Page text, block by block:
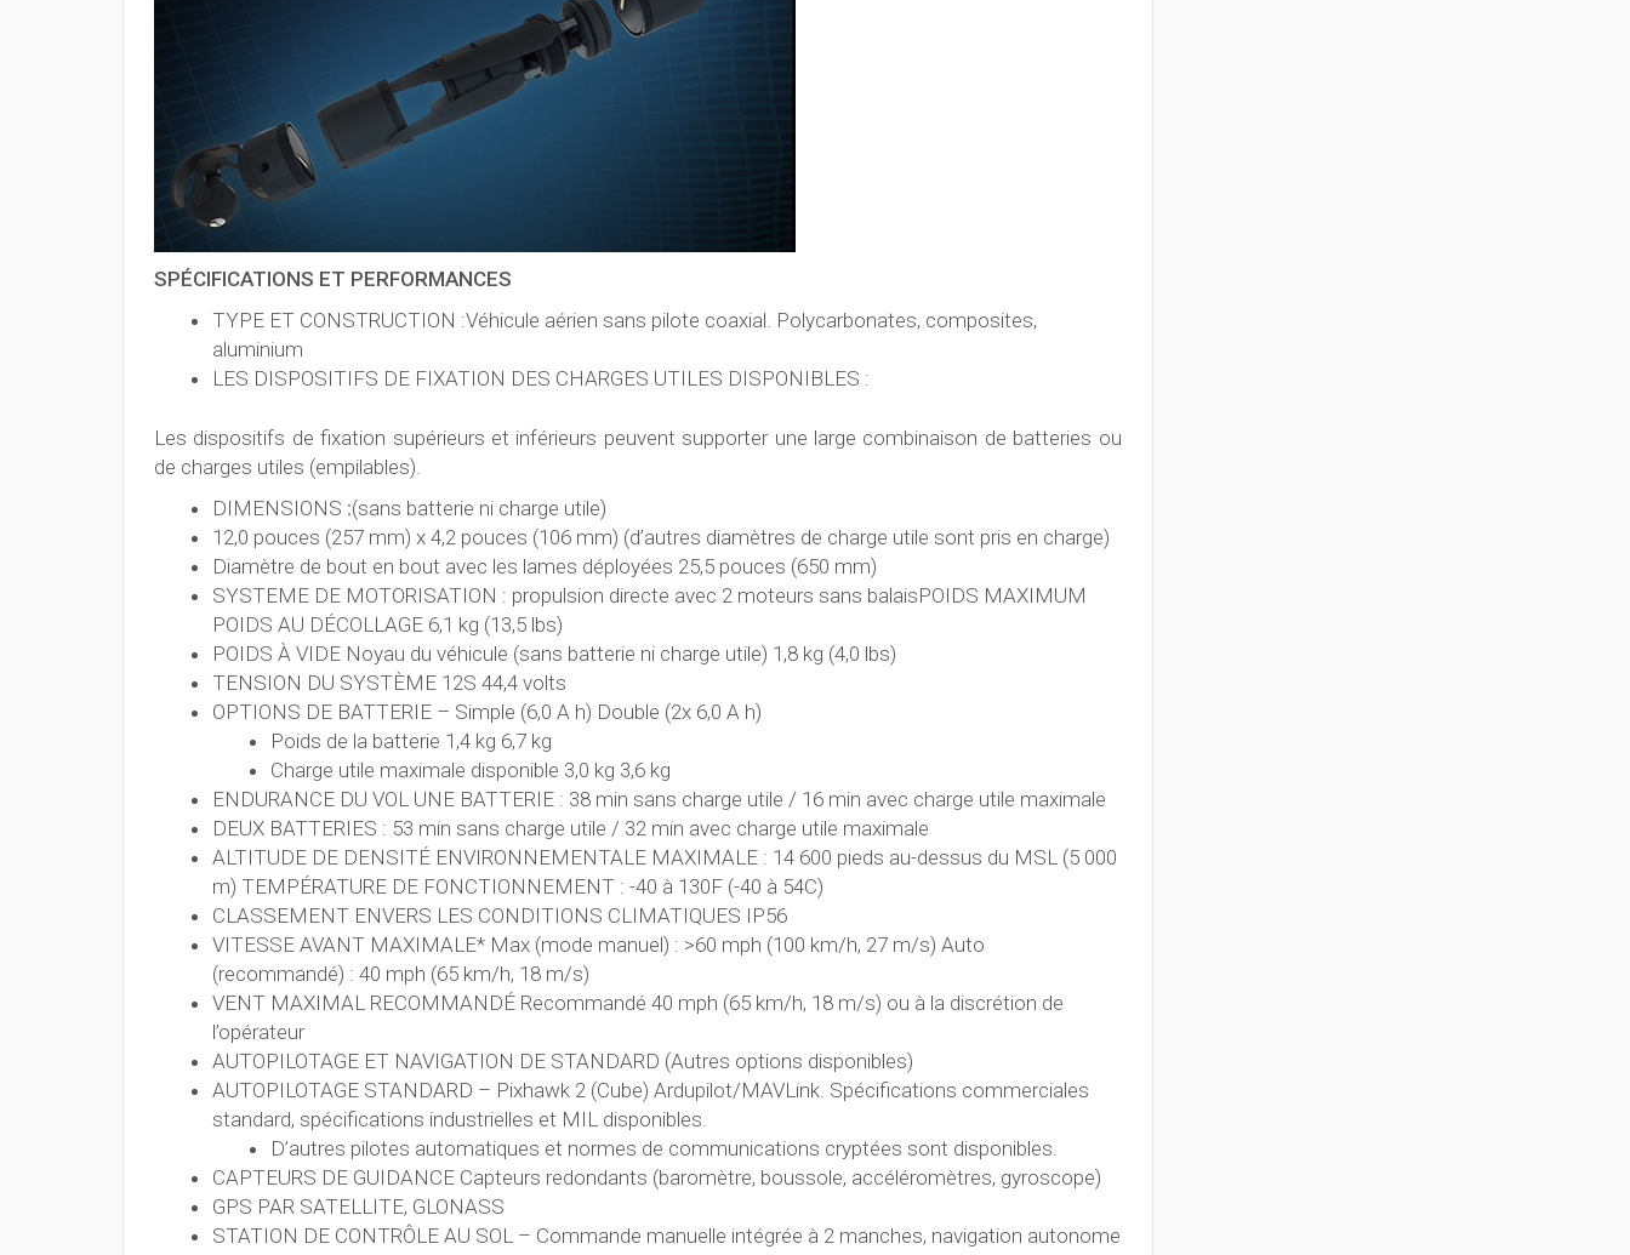
SPÉCIFICATIONS ET PERFORMANCES
TYPE ET CONSTRUCTION :Véhicule aérien sans pilote coaxial. Polycarbonates, composites,
aluminium
LES DISPOSITIFS DE FIXATION DES CHARGES UTILES DISPONIBLES :
Les dispositifs de fixation supérieurs et inférieurs peuvent supporter une large combinaison de batteries ou
de charges utiles (empilables).
DIMENSIONS :(sans batterie ni charge utile)
12,0 pouces (257 mm) x 4,2 pouces (106 mm) (d’autres diamètres de charge utile sont pris en charge)
Diamètre de bout en bout avec les lames déployées 25,5 pouces (650 mm)
SYSTEME DE MOTORISATION : propulsion directe avec 2 moteurs sans balaisPOIDS MAXIMUM
POIDS AU DÉCOLLAGE 6,1 kg (13,5 lbs)
POIDS À VIDE Noyau du véhicule (sans batterie ni charge utile) 1,8 kg (4,0 lbs)
TENSION DU SYSTÈME 12S 44,4 volts
OPTIONS DE BATTERIE – Simple (6,0 A h) Double (2x 6,0 A h)
Poids de la batterie 1,4 kg 6,7 kg
Charge utile maximale disponible 3,0 kg 3,6 kg
ENDURANCE DU VOL UNE BATTERIE : 38 min sans charge utile / 16 min avec charge utile maximale
DEUX BATTERIES : 53 min sans charge utile / 32 min avec charge utile maximale
ALTITUDE DE DENSITÉ ENVIRONNEMENTALE MAXIMALE : 14 600 pieds au-dessus du MSL (5 000
m) TEMPÉRATURE DE FONCTIONNEMENT : -40 à 130F (-40 à 54C)
CLASSEMENT ENVERS LES CONDITIONS CLIMATIQUES IP56
VITESSE AVANT MAXIMALE* Max (mode manuel) : >60 mph (100 km/h, 27 m/s) Auto
(recommandé) : 40 mph (65 km/h, 18 m/s)
VENT MAXIMAL RECOMMANDÉ Recommandé 40 mph (65 km/h, 18 m/s) ou à la discrétion de
l’opérateur
AUTOPILOTAGE ET NAVIGATION DE STANDARD (Autres options disponibles)
AUTOPILOTAGE STANDARD – Pixhawk 2 (Cube) Ardupilot/MAVLink. Spécifications commerciales
standard, spécifications industrielles et MIL disponibles.
D’autres pilotes automatiques et normes de communications cryptées sont disponibles.
CAPTEURS DE GUIDANCE Capteurs redondants (baromètre, boussole, accéléromètres, gyroscope)
GPS PAR SATELLITE, GLONASS
STATION DE CONTRÔLE AU SOL – Commande manuelle intégrée à 2 manches, navigation autonome